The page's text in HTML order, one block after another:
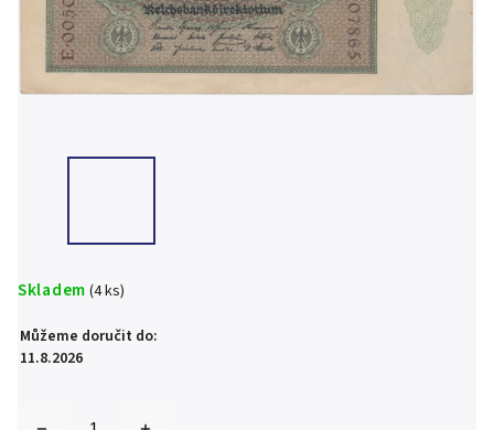
Skladem (4 ks)
Můžeme doručit do:
11.8.2026